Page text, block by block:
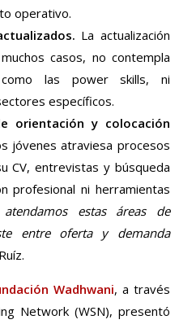
operativo.
La actualización
casos, no contempla
como las power skills, ni
específicos.
orientación y colocación
jóvenes atraviesa procesos
CV, entrevistas y búsqueda
profesional ni herramientas
estas áreas de
entre oferta y demanda
Wadhwani, a través
Network (WSN), presentó